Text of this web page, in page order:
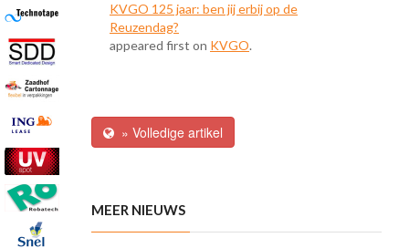
KVGO 125 jaar: ben jij erbij op de
Reuzendag?
appeared first on KVGO.
» Volledige artikel
MEER NIEUWS